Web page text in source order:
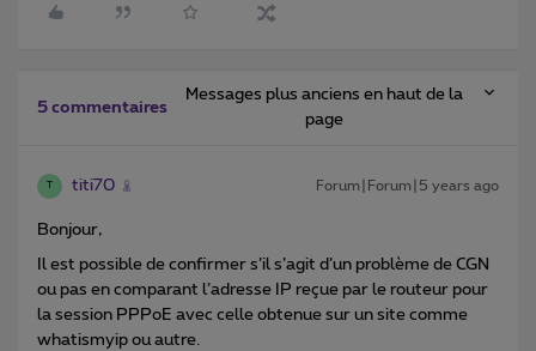
5 commentaires
Messages plus anciens en haut de la
page
titi70 Forum|Forum|5 years ago
Bonjour,
Il est possible de confirmer s’il s’agit d’un problème de CGN
ou pas en comparant l’adresse IP reçue par le routeur pour
la session PPPoE avec celle obtenue sur un site comme
whatismyip ou autre.